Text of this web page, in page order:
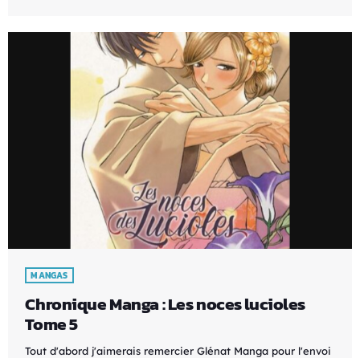
MANGAS
Chronique Manga : Les noces lucioles
Tome 5
Tout d'abord j'aimerais remercier Glénat Manga pour l'envoi